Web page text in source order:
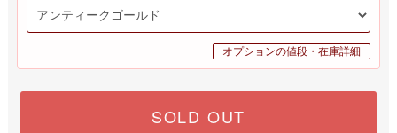
オプションの値段・在庫詳細
SOLD OUT